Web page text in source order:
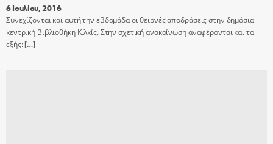
6 Ιουλίου, 2016
Συνεχίζονται και αυτή την εβδομάδα οι θειρνές αποδράσεις στην δημόσια
κεντρική βιβλιοθήκη Κιλκίς. Στην σχετική ανακοίνωση αναφέρονται και τα
εξής:[…]